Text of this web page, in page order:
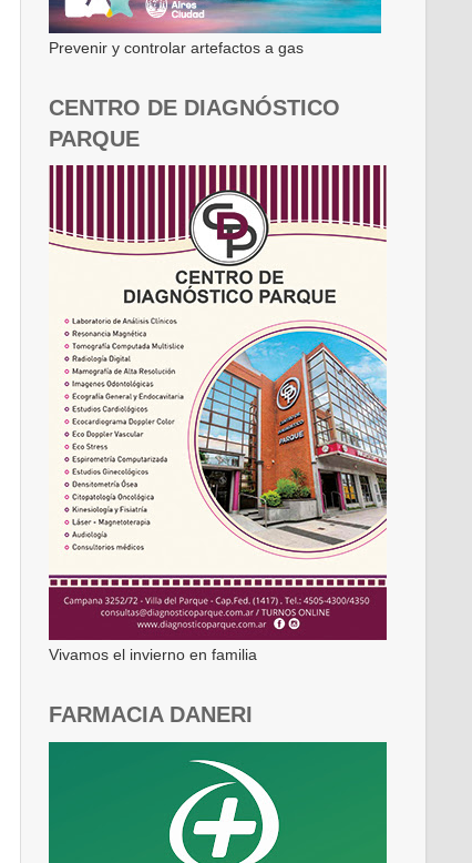
Prevenir y controlar artefactos a gas
CENTRO DE DIAGNÓSTICO
PARQUE
Vivamos el invierno en familia
FARMACIA DANERI